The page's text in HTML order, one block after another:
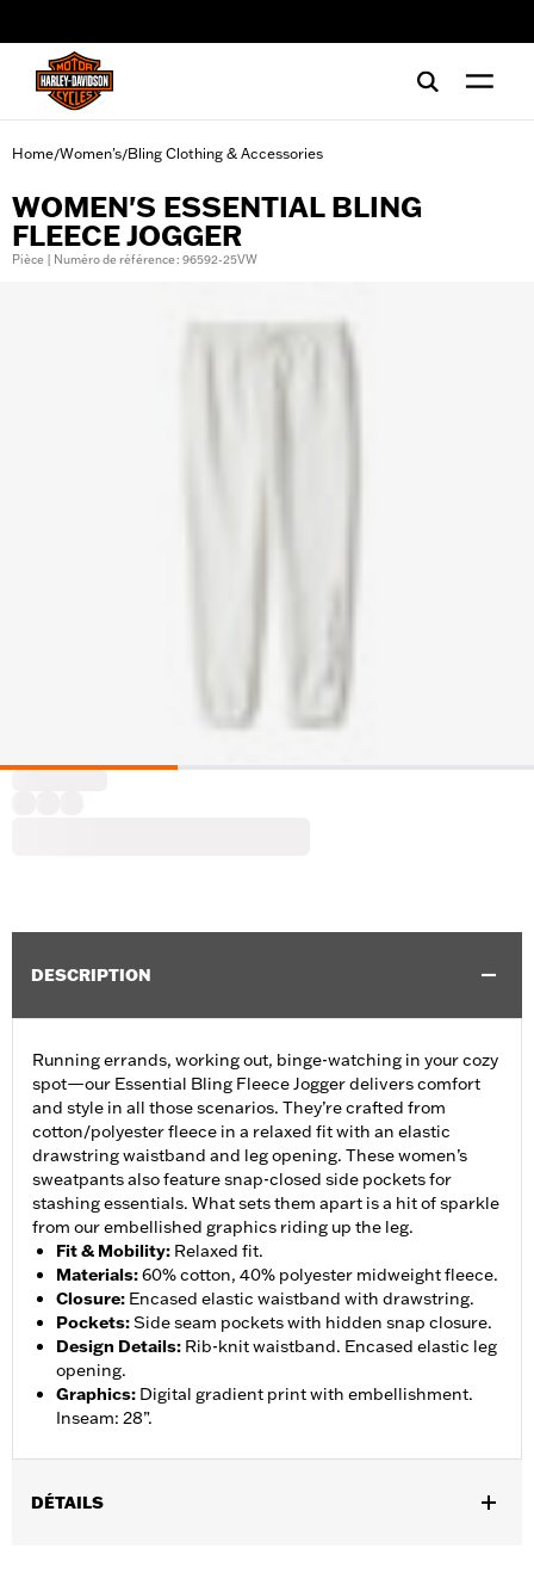
Home/Women's/Bling Clothing & Accessories
WOMEN'S ESSENTIAL BLING
FLEECE JOGGER
Pièce | Numéro de référence : 96592-25VW
DESCRIPTION
Running errands, working out, binge-watching in your cozy
spot—our Essential Bling Fleece Jogger delivers comfort
and style in all those scenarios. They’re crafted from
cotton/polyester fleece in a relaxed fit with an elastic
drawstring waistband and leg opening. These women’s
sweatpants also feature snap-closed side pockets for
stashing essentials. What sets them apart is a hit of sparkle
from our embellished graphics riding up the leg.
Fit & Mobility: Relaxed fit.
Materials:60% cotton, 40% polyester midweight fleece.
Closure: Encased elastic waistband with drawstring.
Pockets:Side seam pockets with hidden snap closure.
Design Details: Rib-knit waistband. Encased elastic leg
opening.
Graphics: Digital gradient print with embellishment.
Inseam: 28”.
DÉTAILS